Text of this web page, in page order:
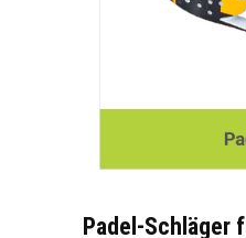
Padel-Schläger